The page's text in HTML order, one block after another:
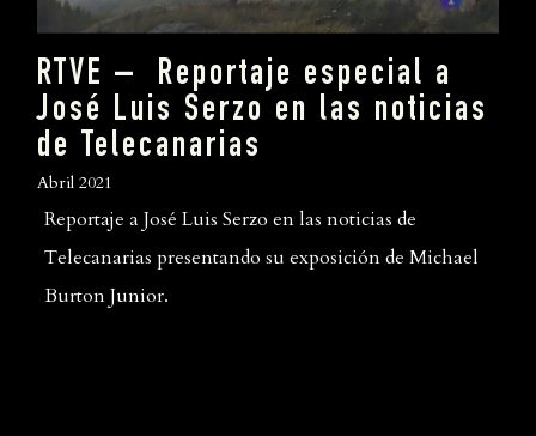
RTVE – Reportaje especial a
José Luis Serzo en las noticias
de Telecanarias
Abril 2021
Reportaje a José Luis Serzo en las noticias de
Telecanarias presentando su exposición de Michael
Burton Junior.